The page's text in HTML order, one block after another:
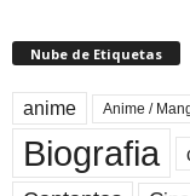
Nube de Etiquetas
anime Anime /
Biografia